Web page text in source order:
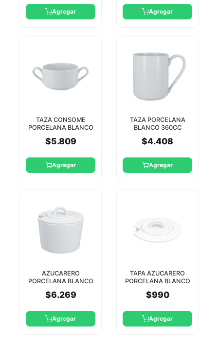
Agregar Agregar
TAZA CONSOME
PORCELANA BLANCO
$5.809
Agregar
TAZA PORCELANA
BLANCO 360CC
$4.408
Agregar
AZUCARERO
PORCELANA BLANCO
$6.269
Agregar
TAPA AZUCARERO
PORCELANA BLANCO
$990
Agregar